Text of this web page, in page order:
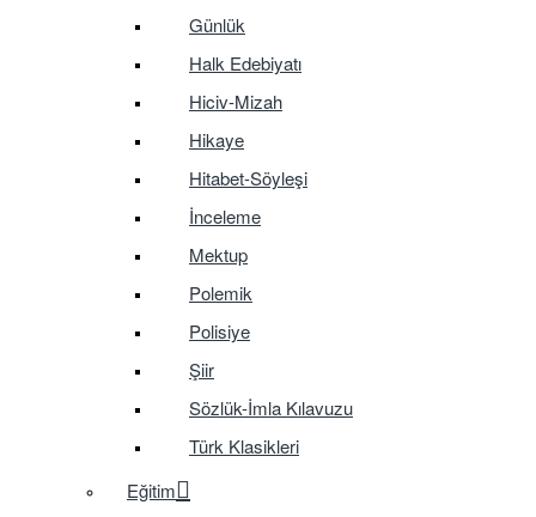
Günlük
Halk Edebiyatı
Hiciv-Mizah
Hikaye
Hitabet-Söyleşi
İnceleme
Mektup
Polemik
Polisiye
Şiir
Sözlük-İmla Kılavuzu
Türk Klasikleri
Eğitim